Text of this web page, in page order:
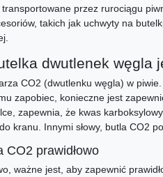
przez rurociągu
takich jak uchwyty na
dwutlenek węgla
CO2 (dwutlenku węgla) w
zapobiec, konieczne jest
zapewnia, że kwas
kranu. Innymi słowy, butla CO2
CO2 prawidłowo
ważne jest, aby zapewnić